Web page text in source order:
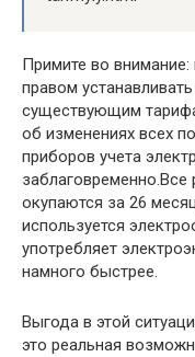
Примите во
правом
существующим
об изменениях всех
приборов учета
окупаются за 26
используется
употребляет
намного быстрее.
Выгода в этой
это реальная